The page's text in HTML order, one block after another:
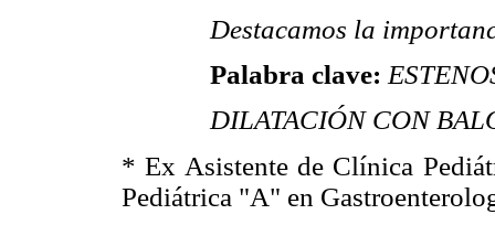
Destacamos la
Palabra clave:
DILATACIÓN CON
* Ex Asistente de Clínica
Pediátrica "A" en